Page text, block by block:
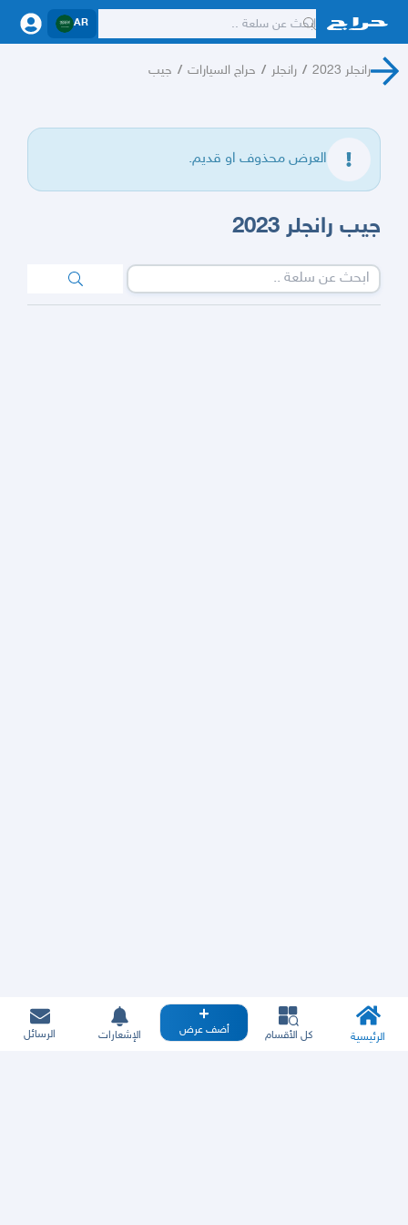
AR
رانجلر 2023 / رانجلر / حراج السيارات / جيب
العرض محذوف او قديم.
جيب رانجلر 2023
الرئيسية كل الأقسام أضف عرض الإشعارات الرسائل